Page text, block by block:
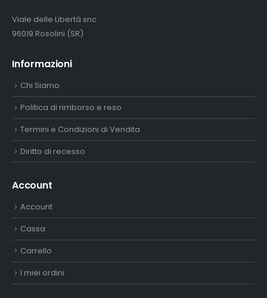
Viale delle Libertà snc
96019 Rosolini (SR)
Informazioni
Chi Siamo
Politica di rimborso e reso
Termini e Condizioni di Vendita
Diritto di recesso
Account
Account
Cassa
Carrello
I miei ordini